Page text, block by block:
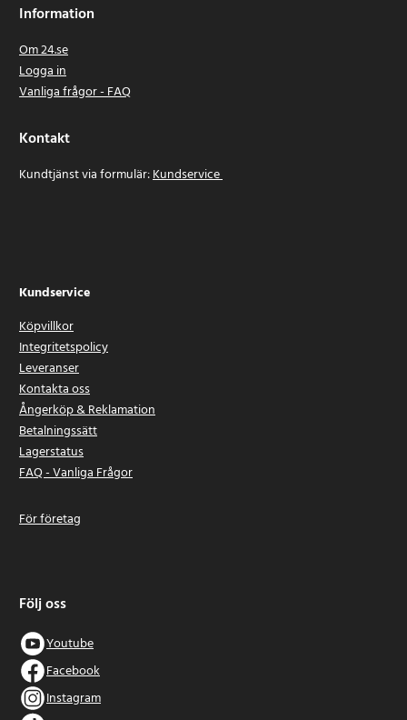
Information
Om 24.se
Logga in
Vanliga frågor - FAQ
Kontakt
Kundtjänst via formulär:Kundservice
Kundservice
Köpvillkor
Integritetspolicy
Leveranser
Kontakta oss
Ångerköp & Reklamation
Betalningssätt
Lagerstatus
FAQ - Vanliga Frågor
För företag
Följ oss
Youtube
Facebook
Instagram